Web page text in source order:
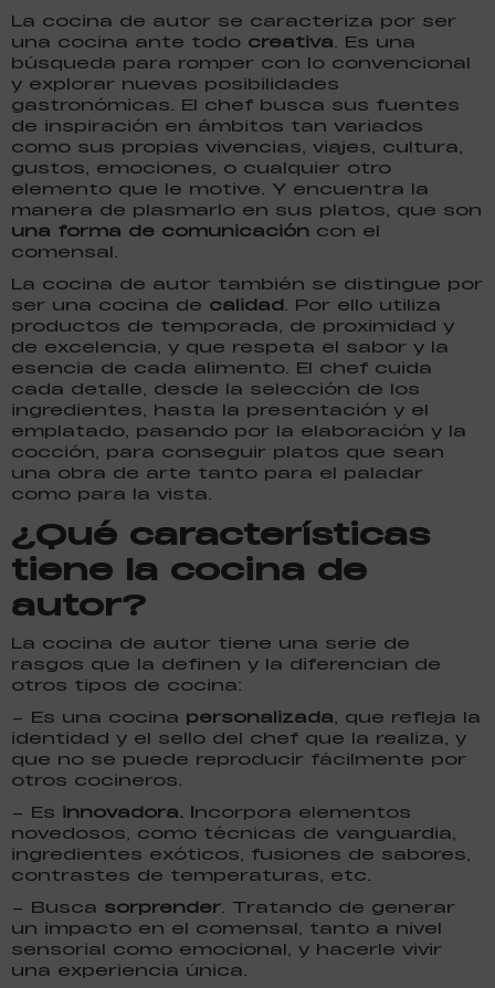
La cocina de autor se caracteriza por ser
una cocina ante todo creativa. Es una
búsqueda para romper con lo convencional
y explorar nuevas posibilidades
gastronómicas. El chef busca sus fuentes
de inspiración en ámbitos tan variados
como sus propias vivencias, viajes, cultura,
gustos, emociones, o cualquier otro
elemento que le motive. Y encuentra la
manera de plasmarlo en sus platos, que son
una forma de comunicación con el
comensal.
La cocina de autor también se distingue por
ser una cocina de calidad. Por ello utiliza
productos de temporada, de proximidad y
de excelencia, y que respeta el sabor y la
esencia de cada alimento. El chef cuida
cada detalle, desde la selección de los
ingredientes, hasta la presentación y el
emplatado, pasando por la elaboración y la
cocción, para conseguir platos que sean
una obra de arte tanto para el paladar
como para la vista.
¿Qué características
tiene la cocina de
autor?
La cocina de autor tiene una serie de
rasgos que la definen y la diferencian de
otros tipos de cocina:
– Es una cocina personalizada, que refleja la
identidad y el sello del chef que la realiza, y
que no se puede reproducir fácilmente por
otros cocineros.
– Es innovadora. Incorpora elementos
novedosos, como técnicas de vanguardia,
ingredientes exóticos, fusiones de sabores,
contrastes de temperaturas, etc.
– Busca sorprender. Tratando de generar
un impacto en el comensal, tanto a nivel
sensorial como emocional, y hacerle vivir
una experiencia única.